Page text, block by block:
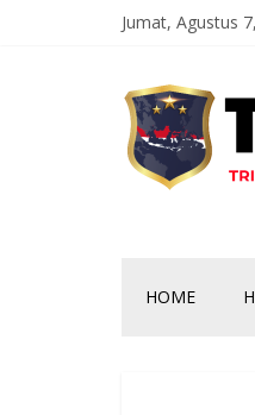
Jumat, Agustus
HOME